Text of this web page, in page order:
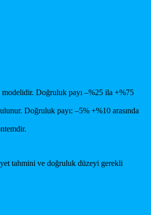
modelidir. Doğruluk payı –%25 ila +%75
Doğruluk payı: –5% +%10 arasında
tahmini ve doğruluk düzeyi gerekli